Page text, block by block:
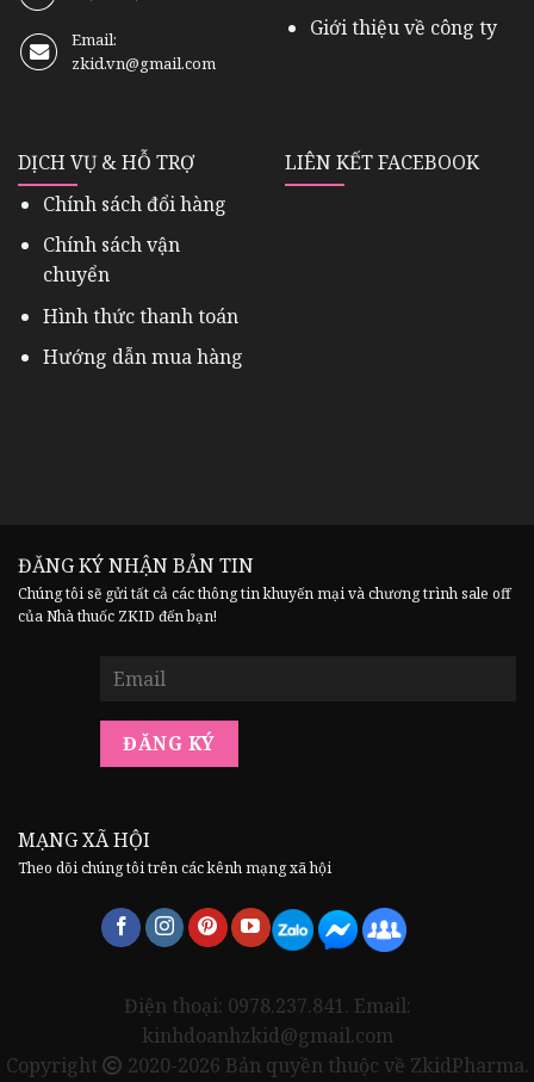
Email:
zkid.vn@gmail.com
Giới thiệu về công ty
DỊCH VỤ & HỖ TRỢ
Chính sách đổi hàng
Chính sách vận
chuyển
Hình thức thanh toán
Hướng dẫn mua hàng
LIÊN KẾT FACEBOOK
ĐĂNG KÝ NHẬN BẢN TIN
Chúng tôi sẽ gửi tất cả các thông tin khuyến mại và chương trình sale off
của Nhà thuốc ZKID đến bạn!
MẠNG XÃ HỘI
Theo dõi chúng tôi trên các kênh mạng xã hội
Điện thoại: 0978.237.841. Email:
kinhdoanhzkid@gmail.com
Copyright
2020-2026 Bản quyền thuộc về ZkidPharma.